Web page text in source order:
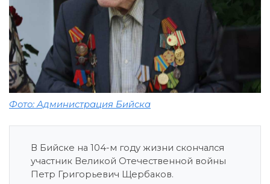
Фото: Администрация Бийска
В Бийске на 104-м году жизни скончался
участник Великой Отечественной войны
Петр Григорьевич Щербаков.